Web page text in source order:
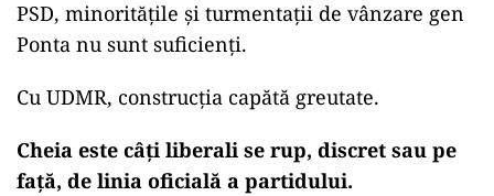
PSD, minoritățile și turmentații de vânzare gen
Ponta nu sunt suficienți.
Cu UDMR, construcția capătă greutate.
Cheia este câți liberali se rup, discret sau pe
față, de linia oficială a partidului.